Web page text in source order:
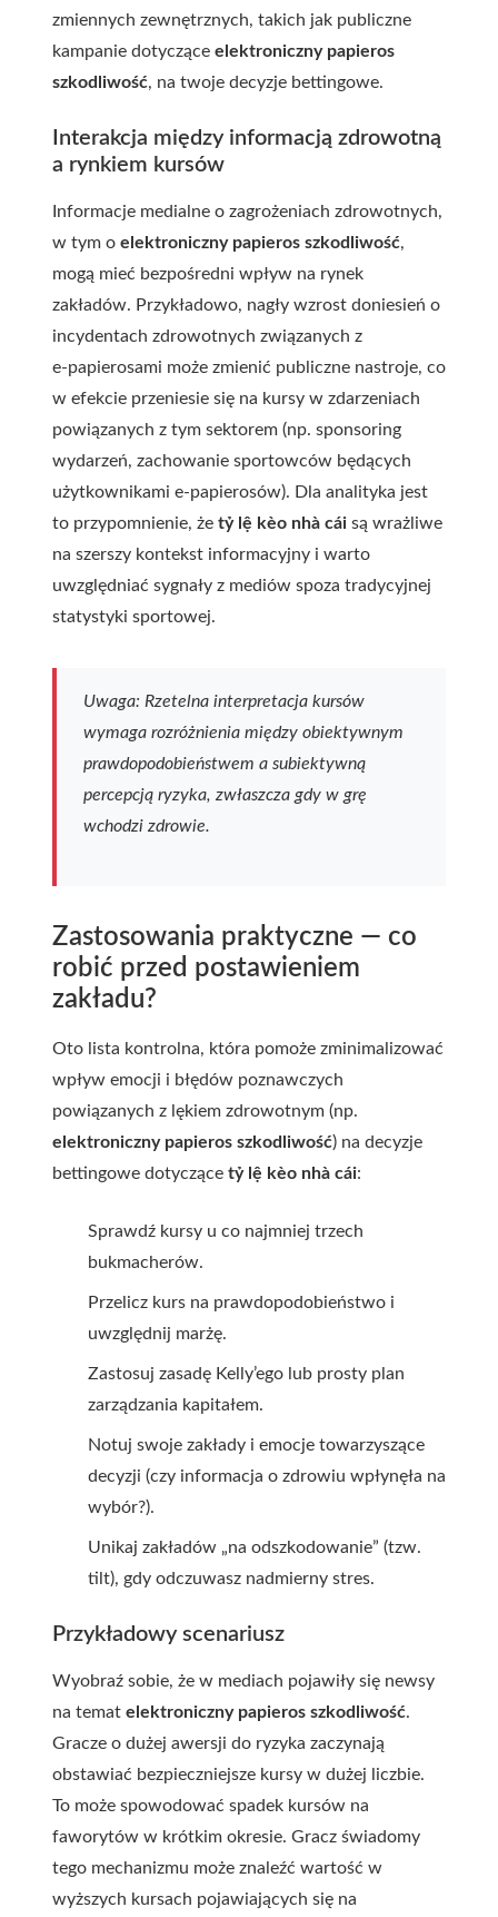
zmiennych zewnętrznych, takich jak publiczne
kampanie dotyczące elektroniczny papieros
szkodliwość, na twoje decyzje bettingowe.
Interakcja między informacją zdrowotną
a rynkiem kursów
Informacje medialne o zagrożeniach zdrowotnych,
w tym o elektroniczny papieros szkodliwość,
mogą mieć bezpośredni wpływ na rynek
zakładów. Przykładowo, nagły wzrost doniesień o
incydentach zdrowotnych związanych z
e‑papierosami może zmienić publiczne nastroje, co
w efekcie przeniesie się na kursy w zdarzeniach
powiązanych z tym sektorem (np. sponsoring
wydarzeń, zachowanie sportowców będących
użytkownikami e‑papierosów). Dla analityka jest
to przypomnienie, że tỷ lệ kèo nhà cái są wrażliwe
na szerszy kontekst informacyjny i warto
uwzględniać sygnały z mediów spoza tradycyjnej
statystyki sportowej.
Uwaga: Rzetelna interpretacja kursów
wymaga rozróżnienia między obiektywnym
prawdopodobieństwem a subiektywną
percepcją ryzyka, zwłaszcza gdy w grę
wchodzi zdrowie.
Zastosowania praktyczne — co
robić przed postawieniem
zakładu?
Oto lista kontrolna, która pomoże zminimalizować
wpływ emocji i błędów poznawczych
powiązanych z lękiem zdrowotnym (np.
elektroniczny papieros szkodliwość) na decyzje
bettingowe dotyczące tỷ lệ kèo nhà cái:
Sprawdź kursy u co najmniej trzech
bukmacherów.
Przelicz kurs na prawdopodobieństwo i
uwzględnij marżę.
Zastosuj zasadę Kelly’ego lub prosty plan
zarządzania kapitałem.
Notuj swoje zakłady i emocje towarzyszące
decyzji (czy informacja o zdrowiu wpłynęła na
wybór?).
Unikaj zakładów „na odszkodowanie” (tzw.
tilt), gdy odczuwasz nadmierny stres.
Przykładowy scenariusz
Wyobraź sobie, że w mediach pojawiły się newsy
na temat elektroniczny papieros szkodliwość.
Gracze o dużej awersji do ryzyka zaczynają
obstawiać bezpieczniejsze kursy w dużej liczbie.
To może spowodować spadek kursów na
faworytów w krótkim okresie. Gracz świadomy
tego mechanizmu może znaleźć wartość w
wyższych kursach pojawiających się na